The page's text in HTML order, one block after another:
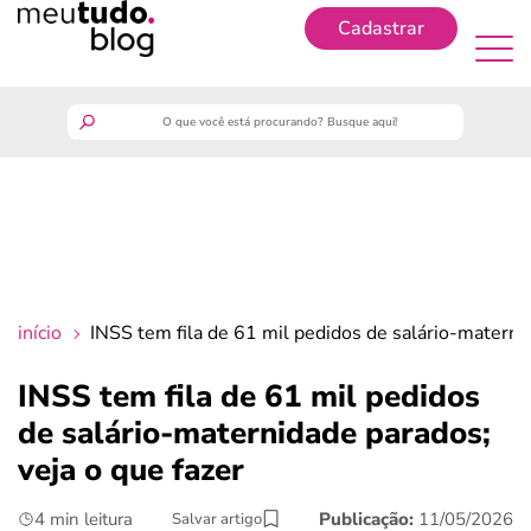
Cadastrar
crédito fácil
últimas notícias
início INSS tem fila de 61 mil pedidos de salário-
INSS tem fila de 61 mil pedidos
de salário-maternidade parados;
veja o que fazer
4 min leitura Salvar artigo Publicação: 11/05/2026